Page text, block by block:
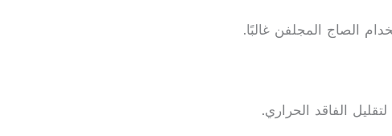
الصاج المجلفن غالبًا.
الفاقد الحراري.